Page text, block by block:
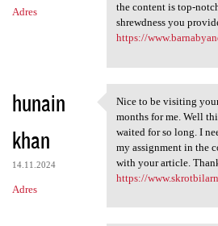
Adres
the content is top-
shrewdness you
https://
hunain
khan
14.11.2024
Adres
Nice to be visiting
Nice to be visiting
months for me. Well
waited for so long. I
my assignment in the
with your article.
https://